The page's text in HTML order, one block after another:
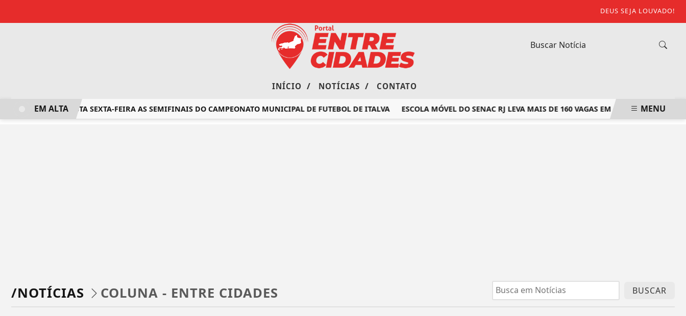
DEUS SEJA LOUVADO!
INÍCIO / NOTÍCIAS / CONTATO
COMEÇA NESTA SEXTA-FEIRA AS SEMIFINAIS DO CAMPEONATO MUNICIPAL DE FUTEBOL DE ITALVA ESCOLA MÓVEL DO SENAC RJ LEVA MAIS DE 160 VAGAS EM CURSOS GRATUITOS
EM ALTA MENU
/NOTÍCIAS COLUNA - ENTRE CIDADES BUSCAR